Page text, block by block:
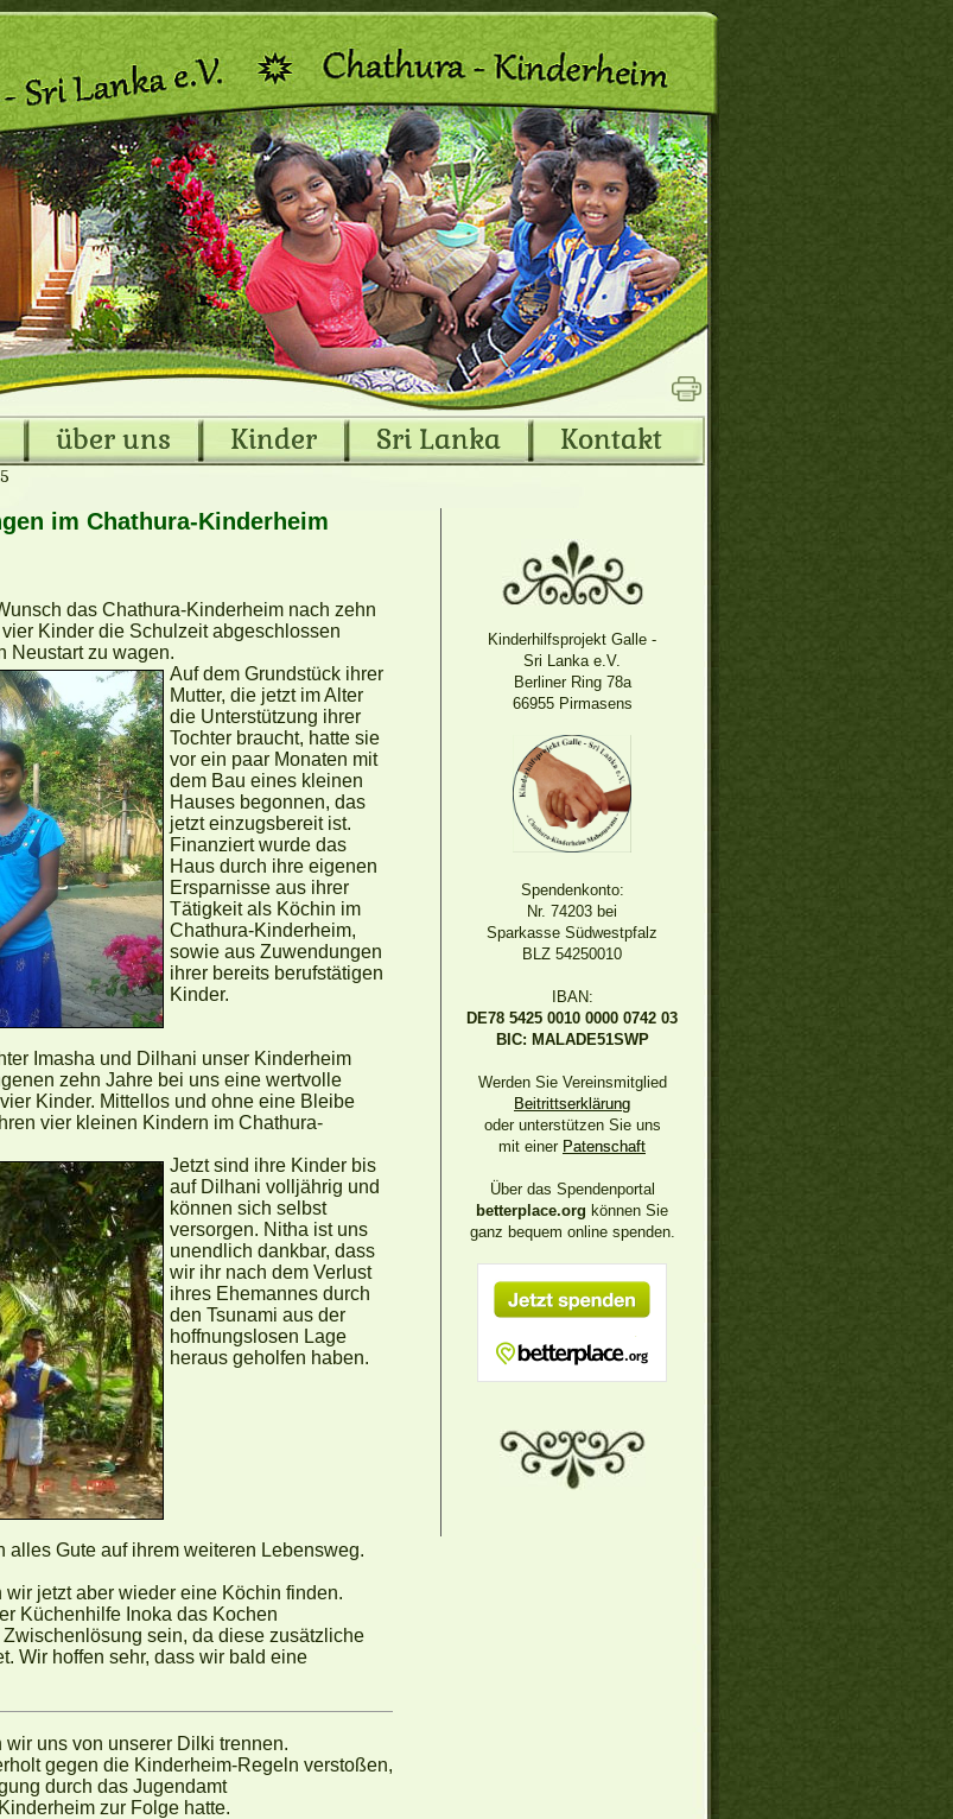
über uns Kinder Sri Lanka Kontakt
im Chathura-Kinderheim
das Chathura-Kinderheim nach zehn
Kinder die Schulzeit abgeschlossen
Neustart zu wagen.
Auf dem Grundstück ihrer
Mutter, die jetzt im Alter
die Unterstützung ihrer
Tochter braucht, hatte sie
vor ein paar Monaten mit
dem Bau eines kleinen
Hauses begonnen, das
jetzt einzugsbereit ist.
Finanziert wurde das
Haus durch ihre eigenen
Ersparnisse aus ihrer
Tätigkeit als Köchin im
Chathura-Kinderheim,
sowie aus Zuwendungen
ihrer bereits berufstätigen
Kinder.
Imasha und Dilhani unser Kinderheim
zehn Jahre bei uns eine wertvolle
Kinder. Mittellos und ohne eine Bleibe
vier kleinen Kindern im Chathura-
Jetzt sind ihre Kinder bis
auf Dilhani volljährig und
können sich selbst
versorgen. Nitha ist uns
unendlich dankbar, dass
wir ihr nach dem Verlust
ihres Ehemannes durch
den Tsunami aus der
hoffnungslosen Lage
heraus geholfen haben.
Gute auf ihrem weiteren Lebensweg.
jetzt aber wieder eine Köchin finden.
Küchenhilfe Inoka das Kochen
sein, da diese zusätzliche
Wir hoffen sehr, dass wir bald eine
wir uns von unserer Dilki trennen.
gegen die Kinderheim-Regeln verstoßen,
durch das Jugendamt
zur Folge hatte.
Kinderhilfsprojekt Galle -
Sri Lanka e.V.
Berliner Ring 78a
66955 Pirmasens
Spendenkonto:
Nr. 74203 bei
Sparkasse Südwestpfalz
BLZ 54250010
IBAN:
DE78 5425 0010 0000 0742 03
BIC: MALADE51SWP
Werden Sie Vereinsmitglied
Beitrittserklärung
oder unterstützen Sie uns
mit einer Patenschaft
Über das Spendenportal
betterplace.org können Sie
ganz bequem online spenden.